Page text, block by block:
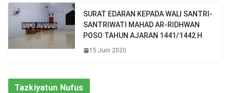
SURAT EDARAN KEPADA WALI SANTRI-
SANTRIWATI MAHAD AR-RIDHWAN
POSO TAHUN AJARAN 1441/1442 H
15 Juni 2020
Tazkiyatun Nufus